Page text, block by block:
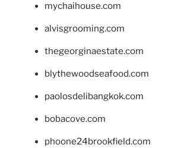
mychaihouse.com
alvisgrooming.com
thegeorginaestate.com
blythewoodseafood.com
paolosdelibangkok.com
bobacove.com
phoone24brookfield.com